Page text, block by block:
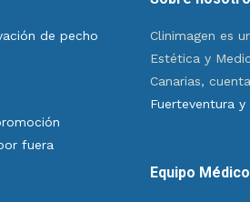
de pecho
fuera
Clinimagen es
Estética y
Canarias,
Fuerteventura
Equipo Médico